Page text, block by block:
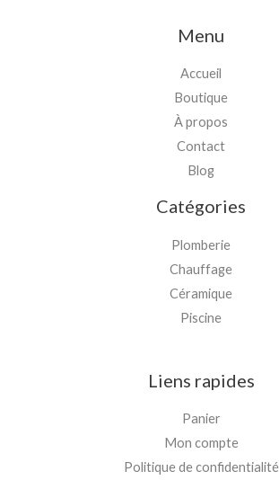
Menu
Accueil
Boutique
À propos
Contact
Blog
Catégories
Plomberie
Chauffage
Céramique
Piscine
Liens rapides
Panier
Mon compte
Politique de confidentialité